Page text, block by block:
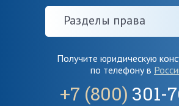
Разделы права
Получите юридическую
по телефону в
+7 (800) 301-